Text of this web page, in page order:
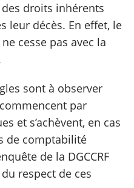
droits inhérents
leur décès. En effet, le
cesse pas avec la
sont à observer
par
et s’achèvent, en cas
de comptabilité
de la DGCCRF
respect de ces